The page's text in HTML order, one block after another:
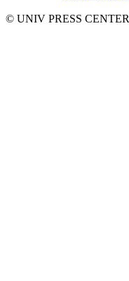
© UNIV PRESS